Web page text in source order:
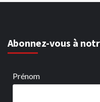
Abonnez-vous à
Prénom